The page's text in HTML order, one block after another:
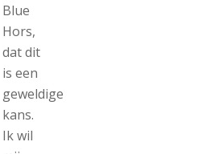
Blue
Hors,
dat dit
is een
geweldige
kans.
Ik wil